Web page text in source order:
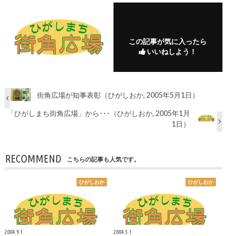
この記事が気に入ったら
いいねしよう！
街角広場が知事表彰（ひがしおか, 2005年5月1日）
「ひがしまち街角広場」から･･･（ひがしおか, 2005年1月
1日）
RECOMMEND こちらの記事も人気です。
ひがしおか
2004.9.1
ひがしおか
2004.5.1